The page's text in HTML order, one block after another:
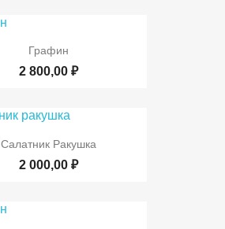
Графин
2 800,00 ₽
Салатник Ракушка
2 000,00 ₽